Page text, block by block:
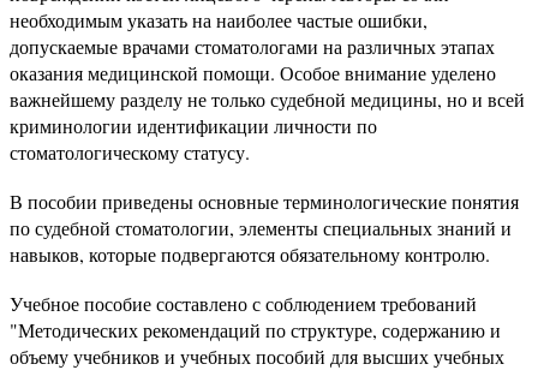
необходимым указать на наиболее частые ошибки,
допускаемые врачами стоматологами на различных этапах
оказания медицинской помощи. Особое внимание уделено
важнейшему разделу не только судебной медицины, но и всей
криминологии идентификации личности по
стоматологическому статусу.
В пособии приведены основные терминологические понятия
по судебной стоматологии, элементы специальных знаний и
навыков, которые подвергаются обязательному контролю.
Учебное пособие составлено с соблюдением требований
"Методических рекомендаций по структуре, содержанию и
объему учебников и учебных пособий для высших учебных